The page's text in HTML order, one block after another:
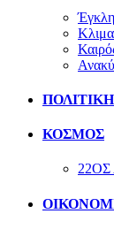
ΠΟΛΙΤΙΚΗ
ΚΟΣΜΟΣ